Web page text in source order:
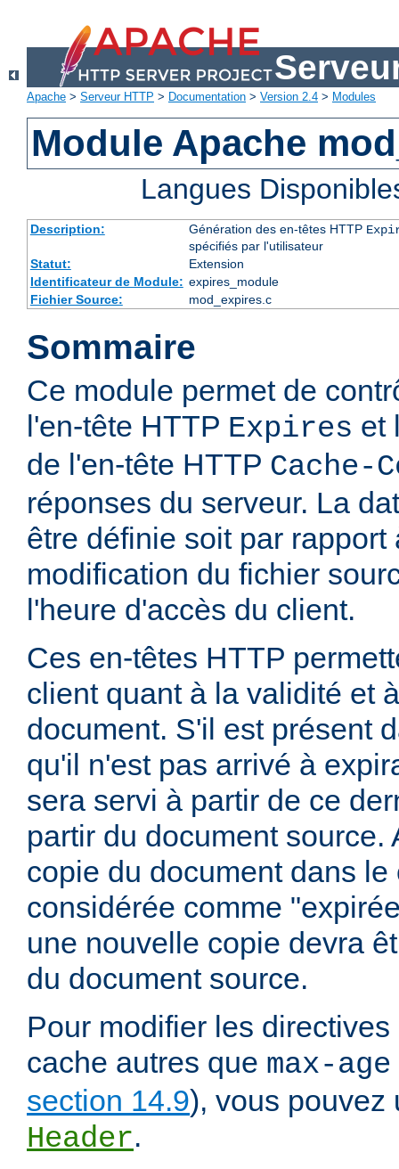
Apache > Serveur HTTP > Documentation > Version 2.4 > Modules
Module Apache
Langues
Description: Génération des en-têtes HTTP
spécifiés par l'utilisateur
Statut:
Extension
Identificateur de Module: expires_module
Fichier Source:
mod_expires.c
Sommaire
Ce module permet de
l'en-tête HTTP Expires et
de l'en-tête HTTP Cache-
réponses du serveur. La
être définie soit par
modification du fichier
l'heure d'accès du client.
Ces en-têtes HTTP
client quant à la validité et
document. S'il est présent
qu'il n'est pas arrivé à
sera servi à partir de ce
partir du document source.
copie du document dans le
considérée comme
une nouvelle copie devra
du document source.
Pour modifier les
cache autres que max-age
section 14.9), vous pouvez
Header.